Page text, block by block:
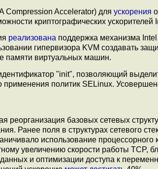
Compression Accelerator) для ускорения
криптографических
реализована поддержка механизма Intel
гипервизора KVM создавать
памяти виртуальных машин.
"init", позволяющий
политик SELinux.
реорганизация базовых сетевых
Ранее поля в структурах сетевого
использование
увеличению скорости работы TCP,
и оптимизации доступа к